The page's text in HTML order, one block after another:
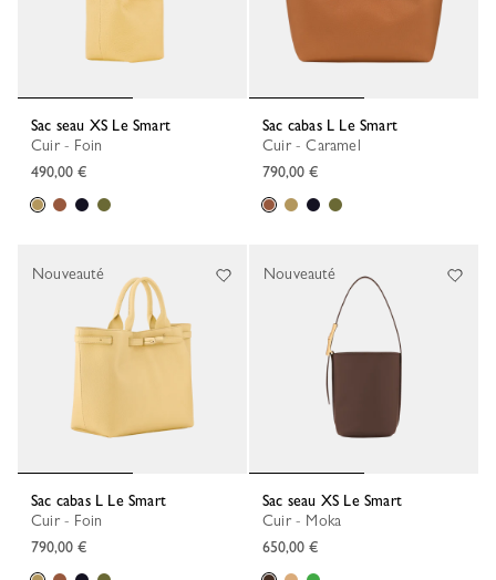
Sac seau XS Le Smart
Cuir - Foin
490,00 €
Sac cabas L Le Smart
Cuir - Caramel
790,00 €
Sac cabas L Le Smart
Cuir - Foin
790,00 €
Nouveauté
Sac seau XS Le Smart
Cuir - Moka
650,00 €
Nouveauté